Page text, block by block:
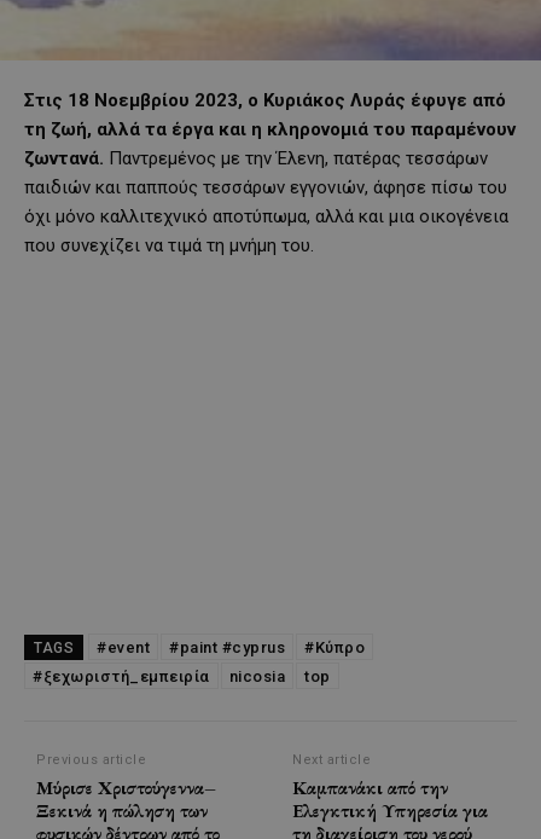
Στις 18 Νοεμβρίου 2023, ο Κυριάκος Λυράς έφυγε από
τη ζωή, αλλά τα έργα και η κληρονομιά του παραμένουν
ζωντανά. Παντρεμένος με την Έλενη, πατέρας τεσσάρων
παιδιών και παππούς τεσσάρων εγγονιών, άφησε πίσω του
όχι μόνο καλλιτεχνικό αποτύπωμα, αλλά και μια οικογένεια
που συνεχίζει να τιμά τη μνήμη του.
TAGS #event #paint #cyprus
#Κύπρο
#ξεχωριστή_εμπειρία
nicosia top
Previous article
Μύρισε Χριστούγεννα–
Ξεκινά η πώληση των
φυσικών δέντρων από το
Next article
Καμπανάκι από την
Ελεγκτική Υπηρεσία για
τη διαχείριση του νερού